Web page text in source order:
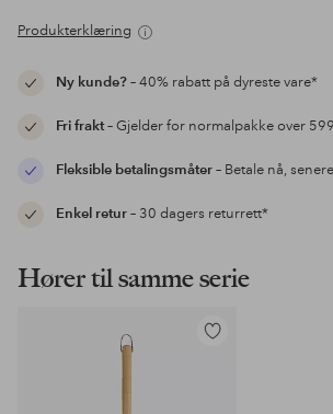
Produkterklæring
Ny kunde?– 40% rabatt på dyreste vare*
Fri frakt– Gjelder for normalpakke over
Fleksible betalingsmåter– Betale nå,
Enkel retur– 30 dagers returrett*
Hører til samme serie
Legg